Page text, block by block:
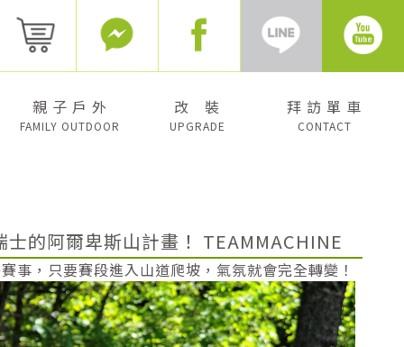
親 子 戶 外
FAMILY OUTDOOR
改 裝
UPGRADE
拜 訪 單 車
CONTACT
的阿爾卑斯山計畫！ TEAMMACHINE
事，只要賽段進入山道爬坡，氣氛就會完全轉變！